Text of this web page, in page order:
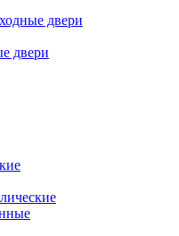
двери
двери